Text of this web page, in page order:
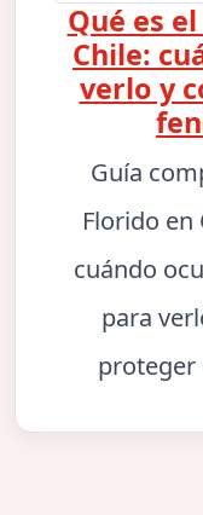
Qué es
Chile:
verlo y
Guía
Florido en
cuándo
para
proteger